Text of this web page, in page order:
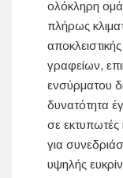
ολόκληρη
πλήρως
γραφείων,
ενσύρματου
δυνατότητα
σε εκτυπωτές
για
υψηλής